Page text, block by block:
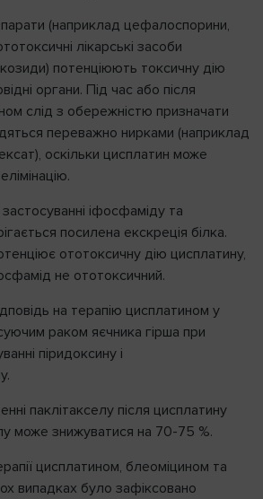
(наприклад цефалоспорини,
лікарські засоби
потенціюють токсичну дію
органи. Під час або після
слід з обережністю призначати
переважно нирками (наприклад
оскільки цисплатин може
іфосфаміду та
посилена екскреція білка.
ототоксичну дію цисплатину,
не ототоксичний.
на терапію цисплатином у
раком яєчника гірша при
піридоксину і
паклітакселу після цисплатину
може знижуватися на 70-75 %.
цисплатином, блеоміцином та
випадках було зафіксовано